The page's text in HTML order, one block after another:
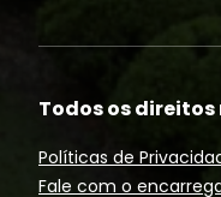
Todos os direitos
Políticas de
Fale com o